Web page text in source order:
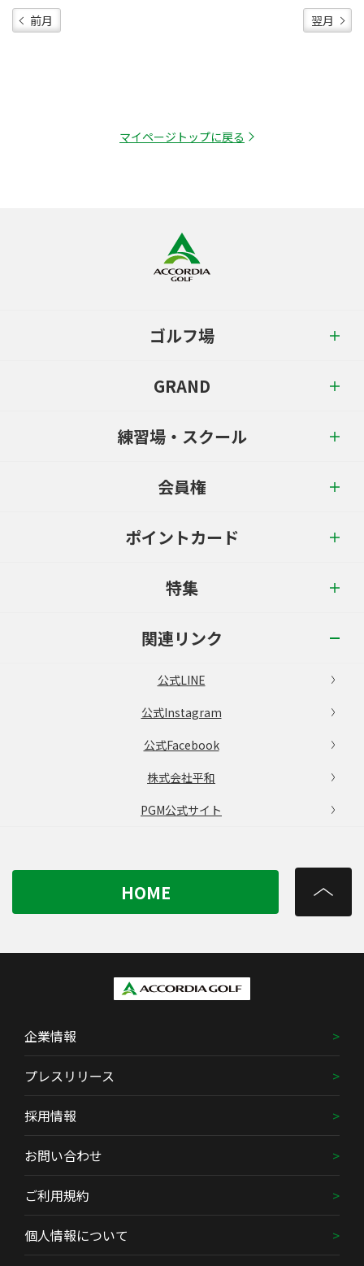
前月 翌月
マイページトップに戻る
ゴルフ場
GRAND
練習場・スクール
会員権
ポイントカード
特集
関連リンク
公式LINE
公式Instagram
公式Facebook
株式会社平和
PGM公式サイト
HOME
企業情報
プレスリリース
採用情報
お問い合わせ
ご利用規約
個人情報について